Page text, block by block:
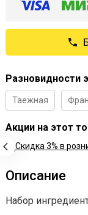
Разновидности
Таежная
Акции на этот
Описание
Набор